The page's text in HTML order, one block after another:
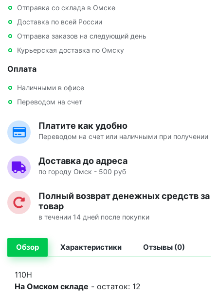
Отправка со склада в Омске
Доставка по всей России
Отправка заказов на следующий день
Курьерская доставка по Омску
Оплата
Наличными в офисе
Переводом на счет
Платите как удобно
Переводом на счет или наличными при получении
Доставка до адреса
по городу Омск - 500 руб
Полный возврат денежных средств за
товар
в течении 14 дней после покупки
Обзор Характеристики Отзывы (0)
110H
На Омском складе - остаток: 12